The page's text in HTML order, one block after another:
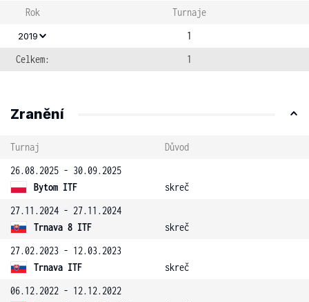
Rok Turnaje
2019
1
Celkem:
1
Zranění
Turnaj
Důvod
26.08.2025 - 30.09.2025
Bytom ITF
skreč
27.11.2024 - 27.11.2024
Trnava 8 ITF
skreč
27.02.2023 - 12.03.2023
Trnava ITF
skreč
06.12.2022 - 12.12.2022